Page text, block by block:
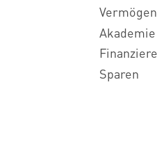
Akademie
Sparen